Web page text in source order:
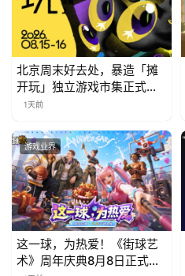
海
站
中
(
中
国
)
北京周末好去处，暴造「摊
开玩」独立游戏市集正式开
票！
1天前
游戏业界
这一球，为热爱！《街球艺
术》周年庆典8月8日正式上